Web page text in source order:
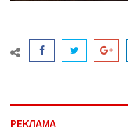
РЕКЛАМА